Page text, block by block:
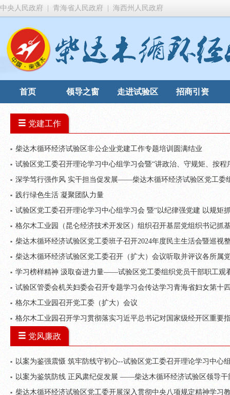
中央人民政府 青海省人民政府 海西州人民政府
首页 领导之窗 走进试验区 招商引资
党建工作
柴达木循环经济试验区非公企业党建工作专题培训圆满结业
试验区党工委召开理论学习中心组学习会暨“讲政治、守规矩、按程
深学笃行强作风 实干担当促发展——柴达木循环经济试验区党工委
践行绿色生活 凝聚团队力量
试验区党工委召开理论学习中心组学习会 暨“以纪律强党建 以规矩
格尔木工业园（昆仑经济技术开发区）组织召开基层党组织书记抓
柴达木循环经济试验区党工委班子召开2024年度民主生活会暨巡视
柴达木循环经济试验区党工委召开（扩大）会议听取并评议各所属
学习榜样精神 汲取奋进力量——试验区党工委组织党员干部职工观
试验区管委会机关妇委会召开专题学习会传达学习青海省妇女第十
格尔木工业园召开党工委（扩大）会议
格尔木工业园召开学习贯彻落实习近平总书记对国家级经开区重要
党风廉政
以案为鉴强震慑 筑牢防线守初心--试验区党工委召开理论学习中心
以案为鉴筑防线 正风肃纪促发展 ——柴达木循环经济试验区领导干
柴达木循环经济试验区党工委开展深入贯彻中央八项规定精神学习